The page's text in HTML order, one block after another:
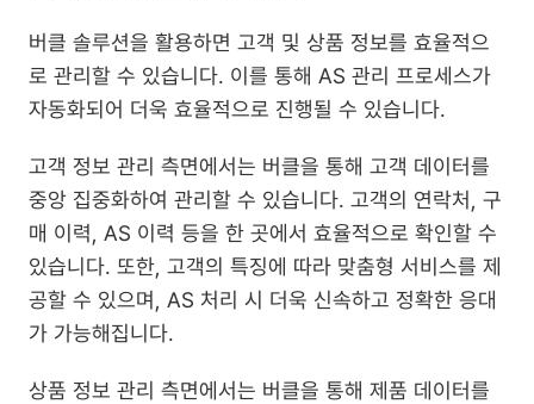
버클 솔루션을 활용하면 고객 및 상품 정보를 효율적으
로 관리할 수 있습니다. 이를 통해 AS 관리 프로세스가
자동화되어 더욱 효율적으로 진행될 수 있습니다.
고객 정보 관리 측면에서는 버클을 통해 고객 데이터를
중앙 집중화하여 관리할 수 있습니다. 고객의 연락처, 구
매 이력, AS 이력 등을 한 곳에서 효율적으로 확인할 수
있습니다. 또한, 고객의 특징에 따라 맞춤형 서비스를 제
공할 수 있으며, AS 처리 시 더욱 신속하고 정확한 응대
가 가능해집니다.
상품 정보 관리 측면에서는 버클을 통해 제품 데이터를